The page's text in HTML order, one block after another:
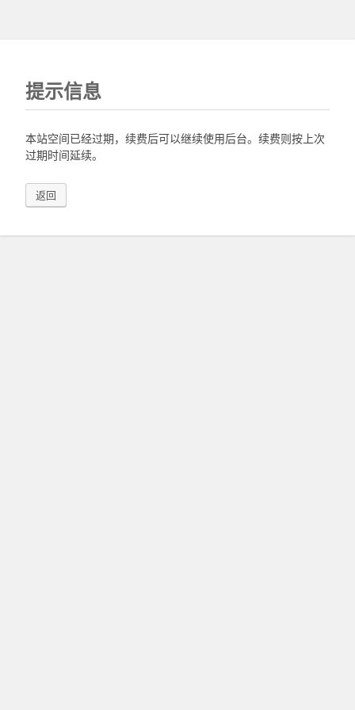
提示信息
本站空间已经过期，续费后可以继续使用后台。续费则按上次
过期时间延续。
返回